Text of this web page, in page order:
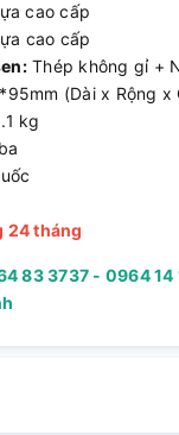
cao cấp
cao cấp
Thép không gỉ +
(Dài x Rộng x
kg
24 tháng
83 3737 - 0964